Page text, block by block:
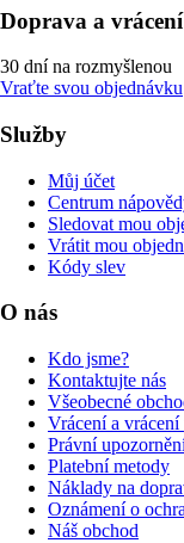
Doprava a vrácení
30 dní na rozmyšlenou
Vraťte svou objednávku
Služby
Můj účet
Centrum
Sledovat mou
Vrátit mou
Kódy slev
O nás
Kdo jsme?
Kontaktujte nás
Všeobecné
Vrácení a vrácení
Právní
Platební metody
Náklady na
Oznámení o
Náš obchod